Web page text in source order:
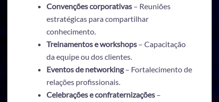
Convenções corporativas – Reuniões
estratégicas para compartilhar
conhecimento.
Treinamentos e workshops – Capacitação
da equipe ou dos clientes.
Eventos de networking– Fortalecimento de
relações profissionais.
Celebrações e confraternizações –